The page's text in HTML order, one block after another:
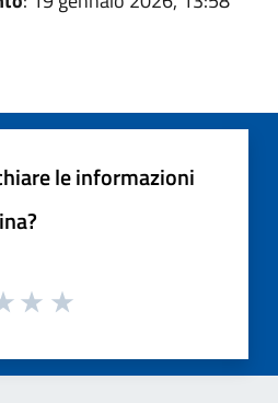
le informazioni